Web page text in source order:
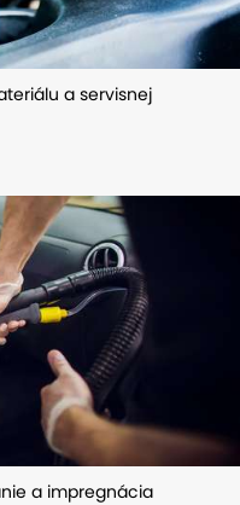
a servisnej
a impregnácia